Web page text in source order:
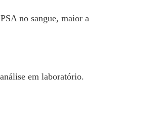
no sangue, maior a
em laboratório.